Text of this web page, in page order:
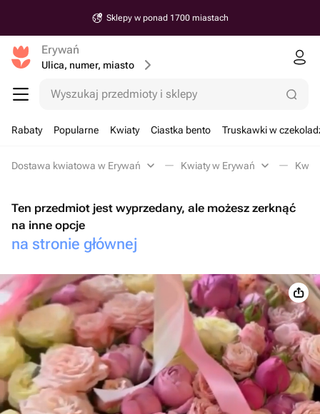
Sklepy w ponad 1700 miastach
Erywań
Ulica, numer, miasto
Wyszukaj przedmioty i sklepy
Rabaty Popularne Kwiaty Ciastka bento Truskawki w
Dostawa kwiatowa w Erywań Kwiaty w Erywań
Ten przedmiot jest wyprzedany, ale możesz zerknąć
na inne opcje
na stronie głównej